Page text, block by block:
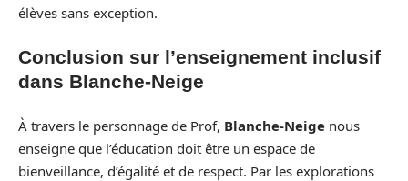
élèves sans exception.
Conclusion sur l’enseignement inclusif
dans Blanche-Neige
À travers le personnage de Prof, Blanche-Neige nous
enseigne que l’éducation doit être un espace de
bienveillance, d’égalité et de respect. Par les explorations